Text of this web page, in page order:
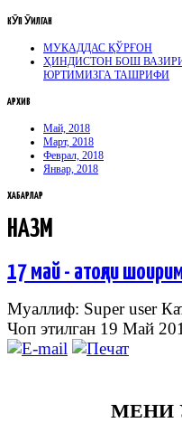
КӮП ӮҚИЛГАН
МУҚАДДАС ҚЎРҒОН
ҲИНДИСТОН БОШ
ЮРТИМИЗГА ТАШРИФИ
АРХИВ
Май, 2018
Март, 2018
Феврал, 2018
Январ, 2018
ХАБАРЛАР
НАЗМ
17 май - атоқли
Муаллиф: Super user
Чоп этилган 19 Май
МЕНИ